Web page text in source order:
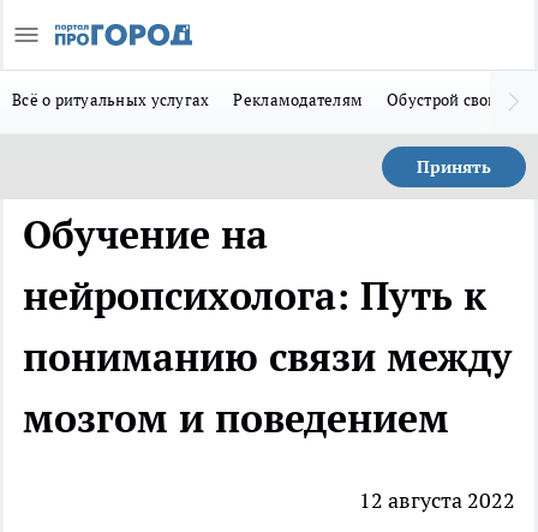
Всё о ритуальных услугах Рекламодателям Обустрой свой дом
Принять
Обучение на
нейропсихолога: Путь к
пониманию связи между
мозгом и поведением
12 августа 2022